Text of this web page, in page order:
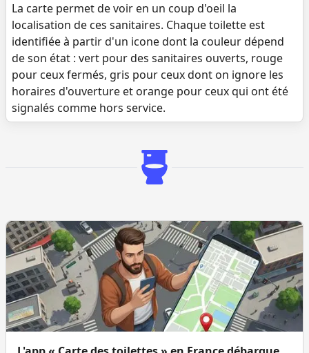
La carte permet de voir en un coup d'oeil la
localisation de ces sanitaires. Chaque toilette est
identifiée à partir d'un icone dont la couleur dépend
de son état : vert pour des sanitaires ouverts, rouge
pour ceux fermés, gris pour ceux dont on ignore les
horaires d'ouverture et orange pour ceux qui ont été
signalés comme hors service.